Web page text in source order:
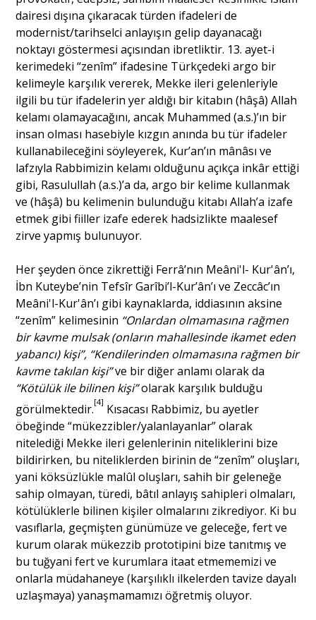
dairesi dışına çıkaracak türden ifadeleri de
modernist/tarihselci anlayışın gelip dayanacağı
noktayı göstermesi açısından ibretliktir. 13. ayet-i
kerimedeki “zenîm” ifadesine Türkçedeki argo bir
kelimeyle karşılık vererek, Mekke ileri gelenleriyle
ilgili bu tür ifadelerin yer aldığı bir kitabın (hâşâ) Allah
kelamı olamayacağını, ancak Muhammed (a.s.)’ın bir
insan olması hasebiyle kızgın anında bu tür ifadeler
kullanabileceğini söyleyerek, Kur’an’ın mânâsı ve
lafzıyla Rabbimizin kelamı olduğunu açıkça inkâr ettiği
gibi, Rasulullah (a.s.)’a da, argo bir kelime kullanmak
ve (hâşâ) bu kelimenin bulunduğu kitabı Allah’a izafe
etmek gibi fiiller izafe ederek hadsizlikte maalesef
zirve yapmış bulunuyor.
Her şeyden önce zikrettiği Ferrâ’nın Meâni'l- Kur'ân’ı,
İbn Kuteybe’nin Tefsîr Garîbi’l-Kur’ân’ı ve Zeccâc’ın
Meâni'l-Kur'ân’ı gibi kaynaklarda, iddiasının aksine
“zenîm” kelimesinin “Onlardan olmamasına rağmen
bir kavme mulsak (onların mahallesinde ikamet eden
yabancı) kişi”, “Kendilerinden olmamasına rağmen bir
kavme takılan kişi”ve bir diğer anlamı olarak da
“Kötülük ile bilinen kişi”olarak karşılık bulduğu
görülmektedir.[4] Kısacası Rabbimiz, bu ayetler
öbeğinde “mükezzibler/yalanlayanlar” olarak
nitelediği Mekke ileri gelenlerinin niteliklerini bize
bildirirken, bu niteliklerden birinin de “zenîm” oluşları,
yani köksüzlükle malûl oluşları, sahih bir geleneğe
sahip olmayan, türedi, bâtıl anlayış sahipleri olmaları,
kötülüklerle bilinen kişiler olmalarını zikrediyor. Ki bu
vasıflarla, geçmişten günümüze ve geleceğe, fert ve
kurum olarak mükezzib prototipini bize tanıtmış ve
bu tuğyani fert ve kurumlara itaat etmememizi ve
onlarla müdahaneye (karşılıklı ilkelerden tavize dayalı
uzlaşmaya) yanaşmamamızı öğretmiş oluyor.